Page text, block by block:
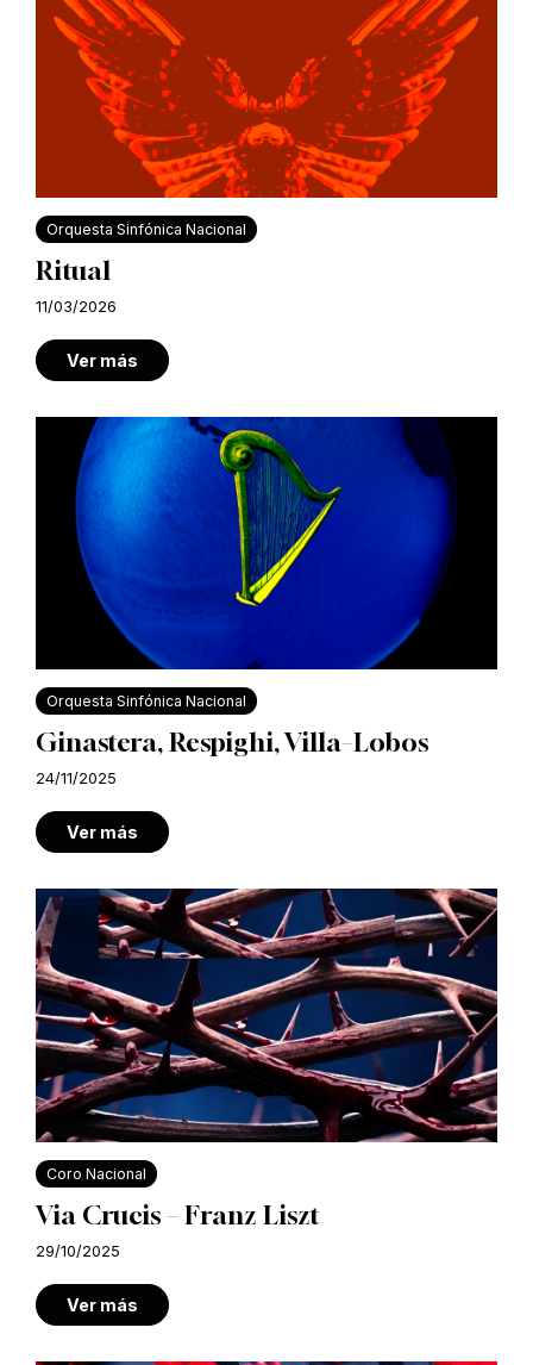
Orquesta Sinfónica Nacional
Ritual
11/03/2026
Ver más
Orquesta Sinfónica Nacional
Ginastera, Respighi, Villa–Lobos
24/11/2025
Ver más
Coro Nacional
Via Crucis – Franz Liszt
29/10/2025
Ver más